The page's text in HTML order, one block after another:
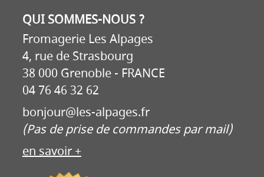
QUI SOMMES-NOUS ?
Fromagerie Les Alpages
4, rue de Strasbourg
38 000 Grenoble - FRANCE
04 76 46 32 62
bonjour@les-alpages.fr
(Pas de prise de commandes par mail)
en savoir +